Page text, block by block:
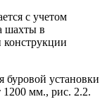
с учетом
шахты в
конструкции
буровой установки
мм., рис. 2.2.